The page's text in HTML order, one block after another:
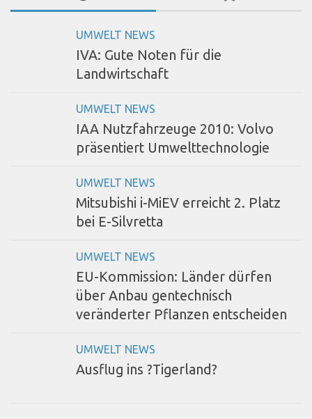
UMWELT NEWS
IVA: Gute Noten für die
Landwirtschaft
UMWELT NEWS
IAA Nutzfahrzeuge 2010: Volvo
präsentiert Umwelttechnologie
UMWELT NEWS
Mitsubishi i-MiEV erreicht 2. Platz
bei E-Silvretta
UMWELT NEWS
EU-Kommission: Länder dürfen
über Anbau gentechnisch
veränderter Pflanzen entscheiden
UMWELT NEWS
Ausflug ins ?Tigerland?